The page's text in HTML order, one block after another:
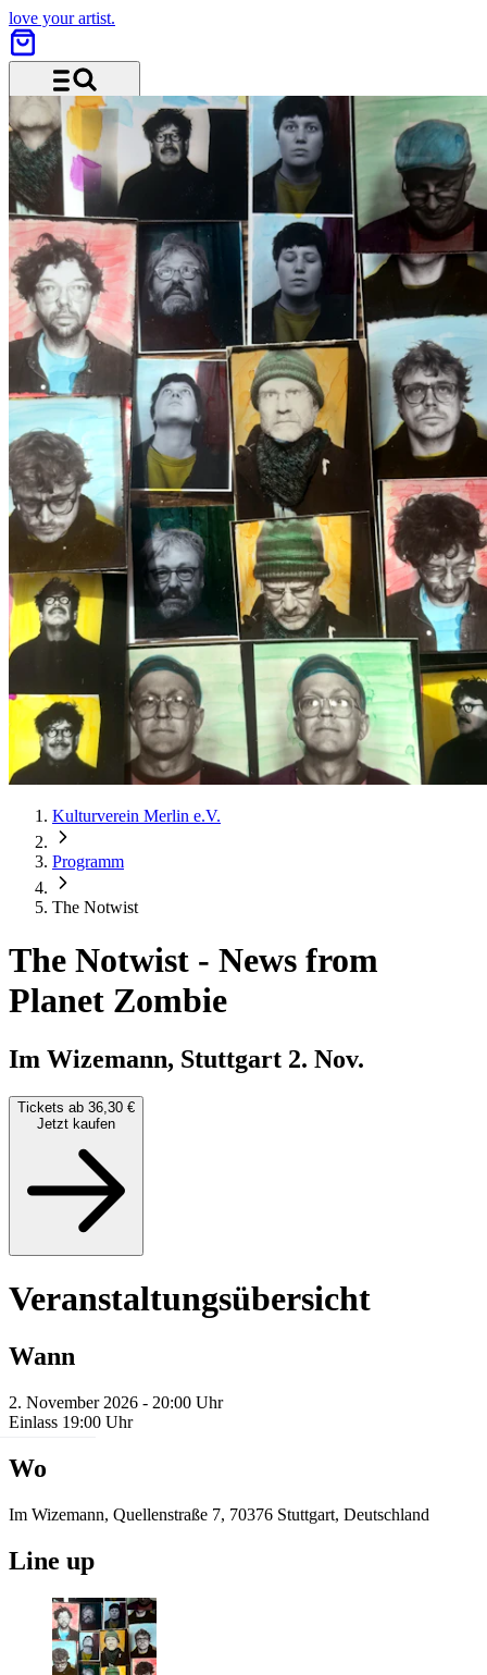
love your artist.
Menü und Suche
Kulturverein Merlin e.V.
Programm
The Notwist
The Notwist - News from
Planet Zombie
Im Wizemann, Stuttgart 2. Nov.
Tickets ab 36,30 €
Jetzt kaufen
Veranstaltungsübersicht
Wann
2. November 2026 - 20:00 Uhr
Einlass 19:00 Uhr
Wo
Im Wizemann, Quellenstraße 7, 70376 Stuttgart, Deutschland
Line up